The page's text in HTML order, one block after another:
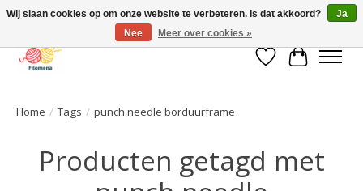
Verlanglijst
Home / Tags / punch needle borduurframe
Producten getagd met
Wij slaan cookies op om onze website te verbeteren. Is dat akkoord?
Ja
Nee
Meer over cookies »